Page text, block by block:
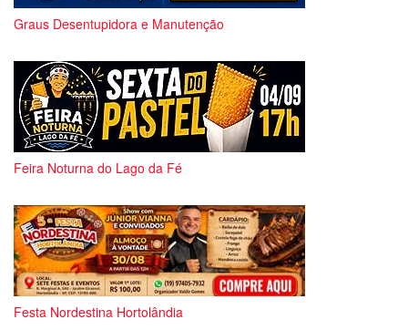
Graus Desentupidora e Manutenção
Feira Noturna do Lago da Fé
Festa Nordestina Hortolândia